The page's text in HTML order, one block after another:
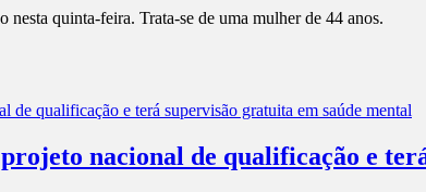
quinta-feira. Trata-se de uma mulher de 44 anos.
nacional de qualificação e